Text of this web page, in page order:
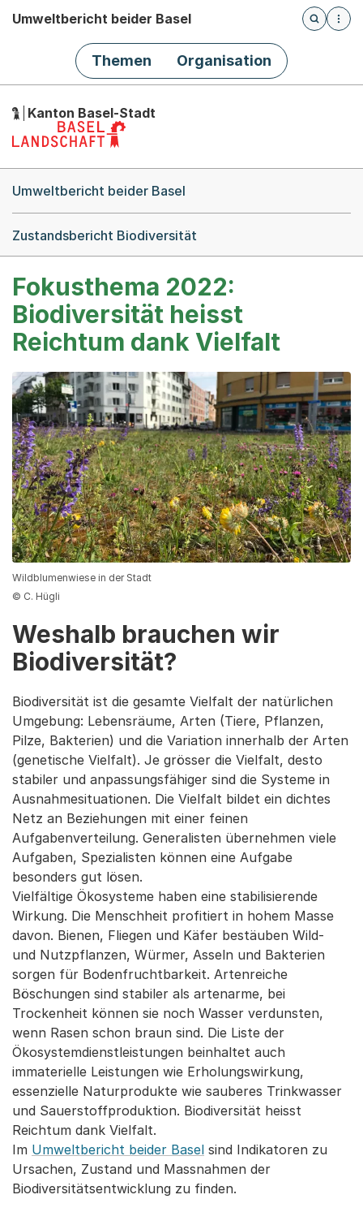
Hauptnavigation
Umweltbericht beider Basel
Öffnet
Themen Organisation
Kanton Basel-Stadt
Umweltbericht beider Basel
Zustandsbericht Biodiversität
Fokusthema 2022:
Biodiversität heisst
Reichtum dank Vielfalt
Wildblumenwiese in der Stadt
© C. Hügli
Weshalb brauchen wir
Biodiversität?
Biodiversität ist die gesamte Vielfalt der natürlichen
Umgebung: Lebensräume, Arten (Tiere, Pflanzen,
Pilze, Bakterien) und die Variation innerhalb der Arten
(genetische Vielfalt). Je grösser die Vielfalt, desto
stabiler und anpassungsfähiger sind die Systeme in
Ausnahmesituationen. Die Vielfalt bildet ein dichtes
Netz an Beziehungen mit einer feinen
Aufgabenverteilung. Generalisten übernehmen viele
Aufgaben, Spezialisten können eine Aufgabe
besonders gut lösen.
Vielfältige Ökosysteme haben eine stabilisierende
Wirkung. Die Menschheit profitiert in hohem Masse
davon. Bienen, Fliegen und Käfer bestäuben Wild-
und Nutzpflanzen, Würmer, Asseln und Bakterien
sorgen für Bodenfruchtbarkeit. Artenreiche
Böschungen sind stabiler als artenarme, bei
Trockenheit können sie noch Wasser verdunsten,
wenn Rasen schon braun sind. Die Liste der
Ökosystemdienstleistungen beinhaltet auch
immaterielle Leistungen wie Erholungswirkung,
essenzielle Naturprodukte wie sauberes Trinkwasser
und Sauerstoffproduktion. Biodiversität heisst
Reichtum dank Vielfalt.
Im Umweltbericht beider Basel sind Indikatoren zu
Ursachen, Zustand und Massnahmen der
Biodiversitätsentwicklung zu finden.